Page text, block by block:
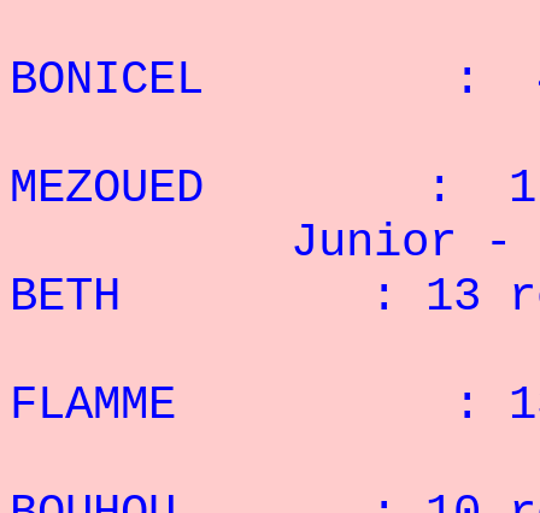
BONICEL : 4
MEZOUED : 1
Junior -
BETH : 13
FLAMME : 13